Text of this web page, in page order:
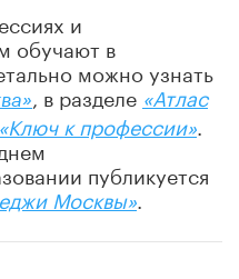
и
обучают в
можно узнать
, в разделе «Атлас
«Ключ к профессии»
публикуется
Москвы»